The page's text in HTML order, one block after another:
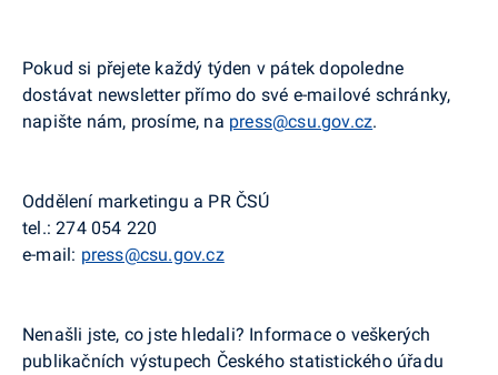
Pokud si přejete každý týden v pátek dopoledne
dostávat newsletter přímo do své e-mailové schránky,
napište nám, prosíme, na press@csu.gov.cz.
Oddělení marketingu a PR ČSÚ
tel.: 274 054 220
e-mail: press@csu.gov.cz
Nenašli jste, co jste hledali? Informace o veškerých
publikačních výstupech Českého statistického úřadu